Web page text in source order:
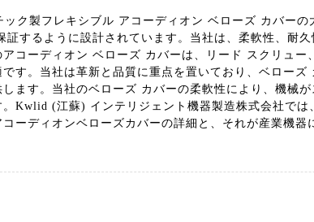
ク製フレキシブル アコーディオン ベローズ カバーの
するように設計されています。当社は、柔軟性、耐
コーディオン ベローズ カバーは、リード スクリュー
す。当社は革新と品質に重点を置いており、ベローズ
ます。当社のベローズ カバーの柔軟性により、機械
Kwlid (江蘇) インテリジェント機器製造株式会社では
ーディオンベローズカバーの詳細と、それが産業機器